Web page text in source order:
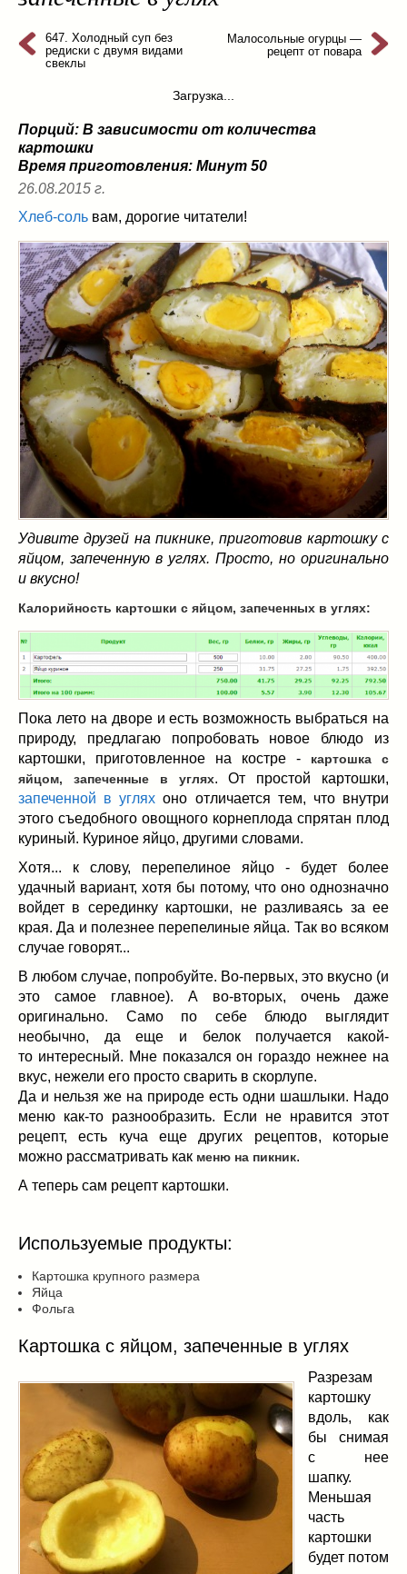
из слоеного теста
на пикник(13)
ни то, ни се (3)
сладкие блюда(9)
супы(99)
борщ
свекольник (2)
солянка(4)
суп с фрикадельками(8)
суп-пюре(10)
холодные супы(22)
тушеное(42)
Вкусные враги фигуры…
(44)
десерты(2)
Масленица(17)
пироги(8)
рецепты теста
(2)
торты(12)
без выпечки
(5)
хворост(1)
Вкусные полезности(41)
вареное
жареное(3)
запекаем(11)
напитки(1)
разное(6)
рыбные блюда(4)
салаты (11)
соусы
(1)
тушеное (3)
Заначка на зиму!(29)
Грибы (5)
Напитки(3)
Овощные заготовки(11)
Сладкие заготовки(10)
Поговорим о(19)
конкурсы(7)
продуктах(2)
Постные рецепты
(8)
Праздничные блюда(21)
8 марта(1)
День всех влюбленных(3)
мужские даты(1)
Новогоднее меню
647. Холодный суп без
редиски с двумя видами
свеклы
Малосольные огурцы —
рецепт от повара
Загрузка...
Порций: В зависимости от количества
картошки
Время приготовления: Минут 50
26.08.2015 г.
Хлеб-соль вам, дорогие читатели!
Удивите друзей на пикнике, приготовив картошку с
яйцом, запеченную в углях. Просто, но оригинально
и вкусно!
Калорийность картошки с яйцом, запеченных в углях:
Пока лето на дворе и есть возможность выбраться на
природу, предлагаю попробовать новое блюдо из
картошки, приготовленное на костре - картошка с
яйцом, запеченные в углях. От простой картошки,
запеченной в углях оно отличается тем, что внутри
этого съедобного овощного корнеплода спрятан плод
куриный. Куриное яйцо, другими словами.
Хотя... к слову, перепелиное яйцо - будет более
удачный вариант, хотя бы потому, что оно однозначно
войдет в серединку картошки, не разливаясь за ее
края. Да и полезнее перепелиные яйца. Так во всяком
случае говорят...
В любом случае, попробуйте. Во-первых, это вкусно (и
это самое главное). А во-вторых, очень даже
оригинально. Само по себе блюдо выглядит
необычно, да еще и белок получается какой-
то интересный. Мне показался он гораздо нежнее на
вкус, нежели его просто сварить в скорлупе.
Да и нельзя же на природе есть одни шашлыки. Надо
меню как-то разнообразить. Если не нравится этот
рецепт, есть куча еще других рецептов, которые
можно рассматривать как меню на пикник.
А теперь сам рецепт картошки.
Используемые продукты:
Картошка крупного размера
Яйца
Фольга
Картошка с яйцом, запеченные в углях
Разрезам
картошку
вдоль, как
бы снимая
с нее
шапку.
Меньшая
часть
картошки
будет потом